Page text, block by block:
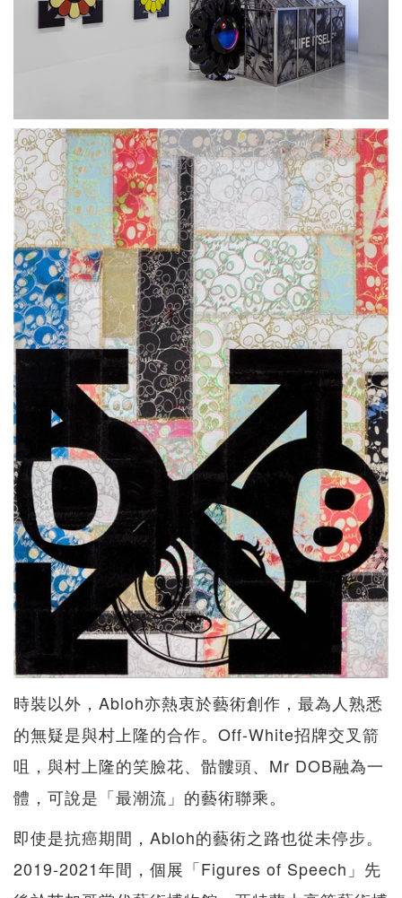
時裝以外，Abloh亦熱衷於藝術創作，最為人熟悉
的無疑是與村上隆的合作。Off-White招牌交叉箭
咀，與村上隆的笑臉花、骷髏頭、Mr DOB融為一
體，可說是「最潮流」的藝術聯乘。
即使是抗癌期間，Abloh的藝術之路也從未停步。
2019-2021年間，個展「Figures of Speech」先